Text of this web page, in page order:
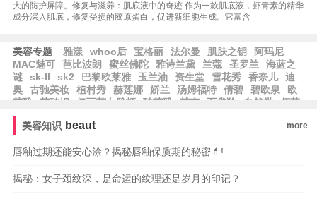
大的防护屏障。修复与滋养：肌底液中的奇迹 作为一款肌底液，虾青素的精华
成分深入肌底，修复受损的胶原蛋白，促进新细胞生成。它富含
美容专题 雅漾 whoo后 宝格丽 法尔曼 肌肤之钥
阿玛尼
MAC魅可
芭比波朗 蜜丝佛陀 雅诗兰黛 兰蔻 圣罗兰
海蓝之
谜
sk-II sk2 巴黎欧莱雅 玉兰油 资生堂 雪花秀 香奈儿
迪
奥
古驰美妆 植村秀 赫莲娜 娇兰 汤姆福特 倩碧 碧欧泉
欧
莱雅
莱珀妮 伊丽莎白雅顿 珀莱雅 韩束 百雀羚 自然堂
佰草
集
方里
兰芝 爱茉莉
美容知识 beaut more
唇釉过期还能安心涂？揭秘唇釉保质期的秘密💄!
揭秘：女子颈纹深，是命运的纹理还是岁月的印记？